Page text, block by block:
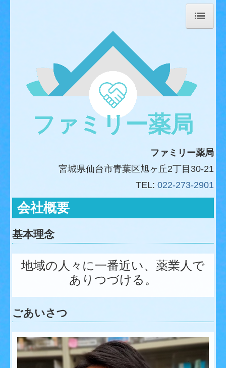
会社概要
処方箋の事前受付はこちら
在宅訪問について
お問合せ
ファミリー薬局
宮城県仙台市青葉区 旭ヶ丘2丁目30-21
TEL: 022-273-2901
会社概要
基本理念
地域の人々に一番近い、薬業人で
ありつづける。
ごあいさつ